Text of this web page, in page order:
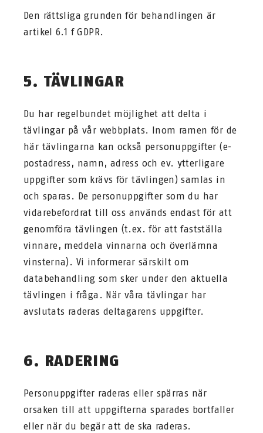
Den rättsliga grunden för behandlingen är
artikel 6.1 f GDPR.
5. TÄVLINGAR
Du har regelbundet möjlighet att delta i
tävlingar på vår webbplats. Inom ramen för de
här tävlingarna kan också personuppgifter (e-
postadress, namn, adress och ev. ytterligare
uppgifter som krävs för tävlingen) samlas in
och sparas. De personuppgifter som du har
vidarebefordrat till oss används endast för att
genomföra tävlingen (t.ex. för att fastställa
vinnare, meddela vinnarna och överlämna
vinsterna). Vi informerar särskilt om
databehandling som sker under den aktuella
tävlingen i fråga. När våra tävlingar har
avslutats raderas deltagarens uppgifter.
6. RADERING
Personuppgifter raderas eller spärras när
orsaken till att uppgifterna sparades bortfaller
eller när du begär att de ska raderas.